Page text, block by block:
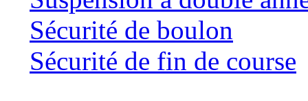
Sécurité de boulon
Sécurité de fin de course